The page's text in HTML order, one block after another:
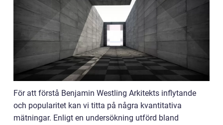
För att förstå Benjamin Westling Arkitekts inflytande
och popularitet kan vi titta på några kvantitativa
mätningar. Enligt en undersökning utförd bland